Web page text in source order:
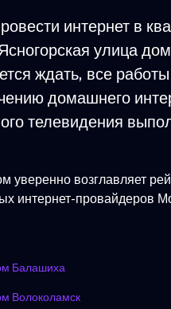
интернет в
улица
ждать, все
домашнего
телевидения
уверенно возглавляет
интернет-провайдеров
Балашиха
Волоколамск